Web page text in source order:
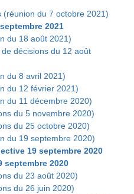
(réunion du 7 octobre 2021)
2021
du 18 août 2021)
décisions du 12 août
du 8 avril 2021)
du 12 février 2021)
du 11 décembre 2020)
du 5 novembre 2020)
du 25 octobre 2020)
du 19 septembre 2020)
19 septembre 2020
septembre 2020
du 23 août 2020)
du 26 juin 2020)